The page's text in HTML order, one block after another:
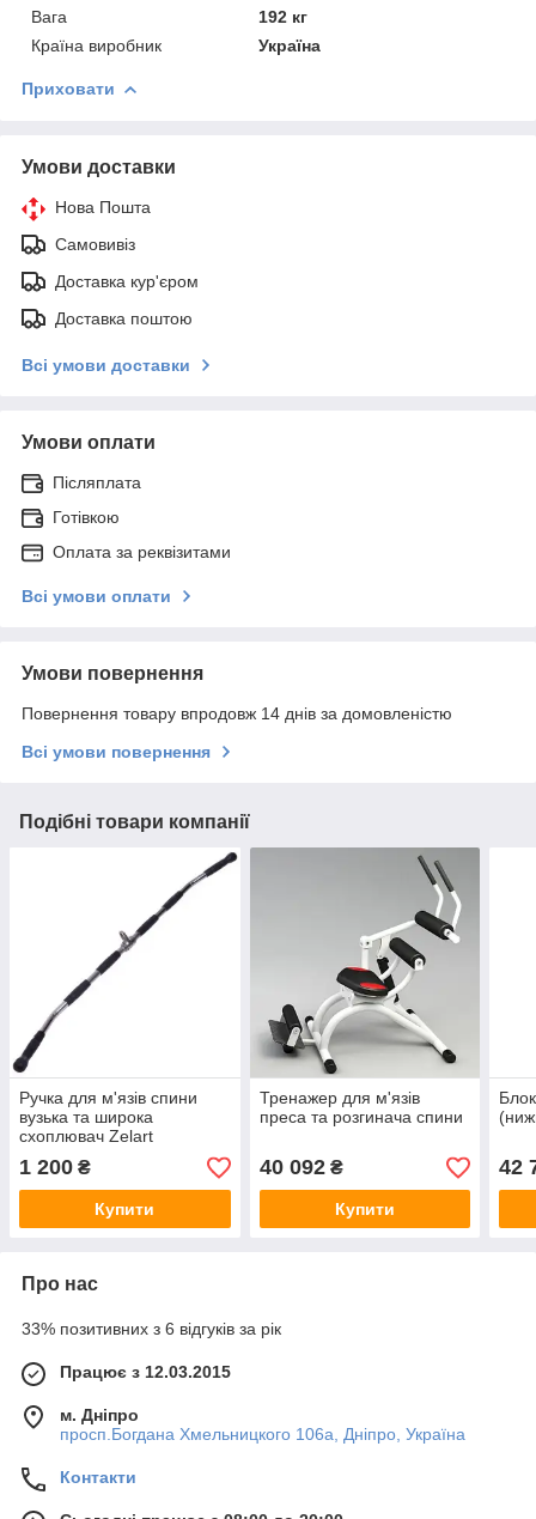
Вага
192 кг
Країна виробник
Україна
Приховати
Умови доставки
Нова Пошта
Самовивіз
Доставка кур'єром
Доставка поштою
Всі умови доставки
Умови оплати
Післяплата
Готівкою
Оплата за реквізитами
Всі умови оплати
Умови повернення
Повернення товару впродовж 14 днів за домовленістю
Всі умови повернення
Подібні товари компанії
Ручка для м'язів спини
вузька та широка
схоплювач Zelart
1 200 ₴
Купити
Тренажер для м'язів
преса та розгинача спини
40 092₴
Купити
42
Про нас
33% позитивних з 6 відгуків за рік
Працює з 12.03.2015
м. Дніпро
просп.Богдана Хмельницкого 106а, Дніпро, Україна
Контакти